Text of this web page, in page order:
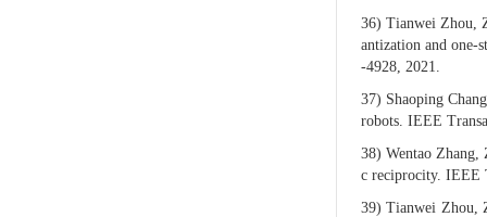
36) Tianwei Zhou,
antization and one-
-4928, 2021.
37) Shaoping
robots. IEEE
38) Wentao
c reciprocity. IEEE
39) Tianwei Zhou,